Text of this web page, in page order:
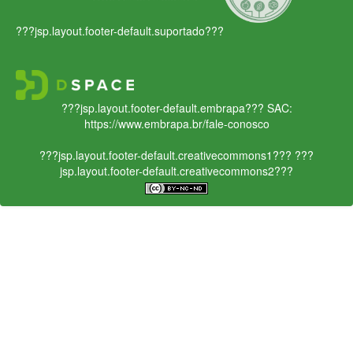
???jsp.layout.footer-default.suportado???
???jsp.layout.footer-default.embrapa??? SAC:
https://www.embrapa.br/fale-conosco
???jsp.layout.footer-default.creativecommons1??? ???
jsp.layout.footer-default.creativecommons2???